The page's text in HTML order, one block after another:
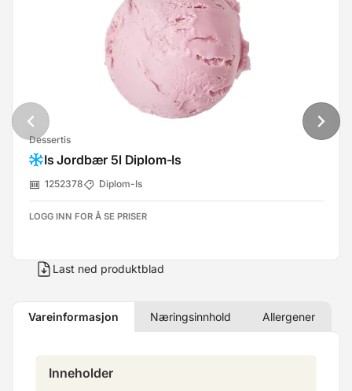
Dessertis
Is Jordbær 5l Diplom-Is
1252378 Diplom-Is
LOGG INN FOR Å SE PRISER
Last ned produktblad
Vareinformasjon Næringsinnhold Allergener
Inneholder